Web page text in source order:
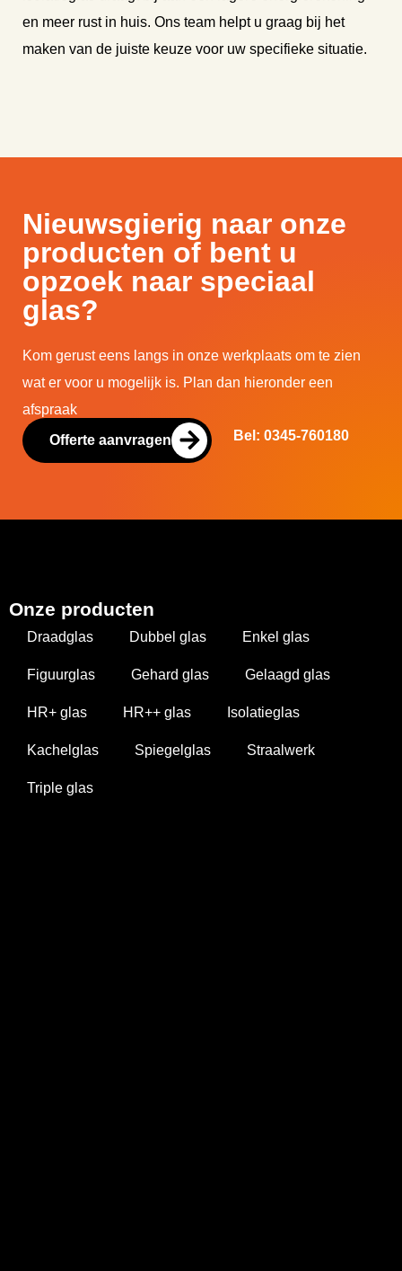
en meer rust in huis. Ons team helpt u graag bij het
maken van de juiste keuze voor uw specifieke situatie.
Nieuwsgierig naar onze
producten of bent u
opzoek naar speciaal
glas?
Kom gerust eens langs in onze werkplaats om te zien
wat er voor u mogelijk is. Plan dan hieronder een
afspraak
Offerte aanvragen Bel: 0345-760180
Onze producten
Draadglas Dubbel glas Enkel glas
Figuurglas Gehard glas Gelaagd glas
HR+ glas HR++ glas Isolatieglas
Kachelglas Spiegelglas Straalwerk
Triple glas